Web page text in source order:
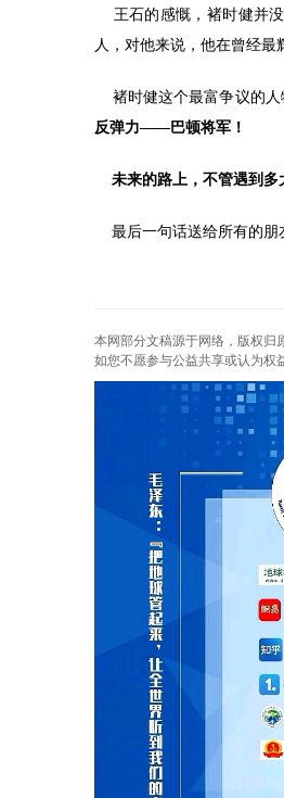
王石的感慨，褚时健并没
人，对他来说，他在曾经最
褚时健这个最富争议的人
反弹力——巴顿将军！
未来的路上，不管遇到多
最后一句话送给所有的朋
本网部分文稿源于网络，版权归
如您不愿参与公益共享或认为权